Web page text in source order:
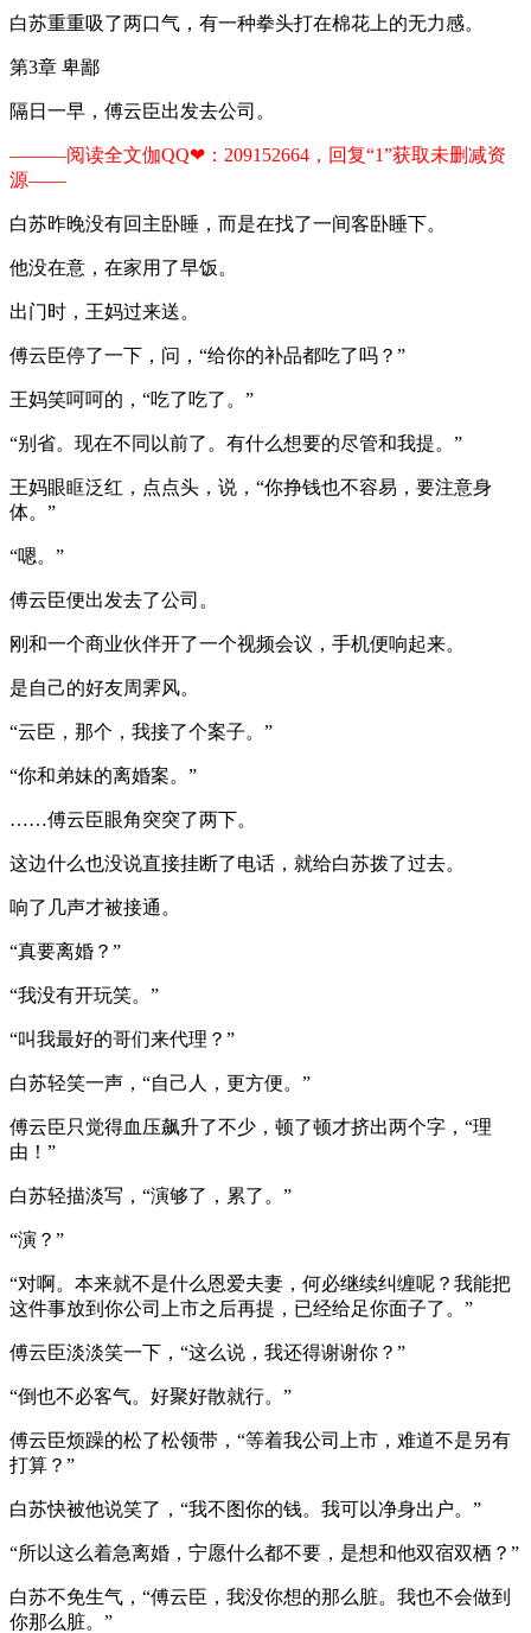
白苏重重吸了两口气，有一种拳头打在棉花上的无力感。
第3章 卑鄙
隔日一早，傅云臣出发去公司。
———阅读全文伽QQ❤：209152664，回复“1”获取未删减资
源—​​​​—​​​​
白苏昨晚没有回主卧睡，而是在找了一间客卧睡下。
他没在意，在家用了早饭。
出门时，王妈过来送。
傅云臣停了一下，问，“给你的补品都吃了吗？”
王妈笑呵呵的，“吃了吃了。”
“别省。现在不同以前了。有什么想要的尽管和我提。”
王妈眼眶泛红，点点头，说，“你挣钱也不容易，要注意身
体。”
“嗯。”
傅云臣便出发去了公司。
刚和一个商业伙伴开了一个视频会议，手机便响起来。
是自己的好友周霁风。
“云臣，那个，我接了个案子。”
“你和弟妹的离婚案。”
……傅云臣眼角突突了两下。
这边什么也没说直接挂断了电话，就给白苏拨了过去。
响了几声才被接通。
“真要离婚？”
“我没有开玩笑。”
“叫我最好的哥们来代理？”
白苏轻笑一声，“自己人，更方便。”
傅云臣只觉得血压飙升了不少，顿了顿才挤出两个字，“理
由！”
白苏轻描淡写，“演够了，累了。”
“演？”
“对啊。本来就不是什么恩爱夫妻，何必继续纠缠呢？我能把
这件事放到你公司上市之后再提，已经给足你面子了。”
傅云臣淡淡笑一下，“这么说，我还得谢谢你？”
“倒也不必客气。好聚好散就行。”
傅云臣烦躁的松了松领带，“等着我公司上市，难道不是另有
打算？”
白苏快被他说笑了，“我不图你的钱。我可以净身出户。”
“所以这么着急离婚，宁愿什么都不要，是想和他双宿双栖？”
白苏不免生气，“傅云臣，我没你想的那么脏。我也不会做到
你那么脏。”